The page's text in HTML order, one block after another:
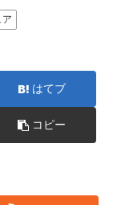
ア
はてブ
コピー